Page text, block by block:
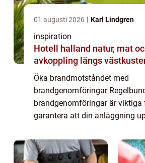
01 augusti 2026 Karl Lindgren
inspiration
Hotell halland natur, mat och
avkoppling längs
Öka brandmotståndet med
brandgenomföringar
brandgenomföringar är viktiga
garantera att din anläggning
använder förblir i gott skick.
erbjuder många företag